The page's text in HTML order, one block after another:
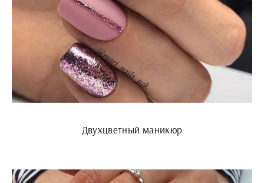
Двухцветный маникюр